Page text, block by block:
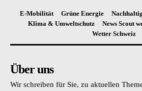
E-Mobilität Grüne Energie
Klima & Umweltschutz
News Scout
Wetter Schweiz
Über uns
Wir schreiben für Sie, zu aktuellen